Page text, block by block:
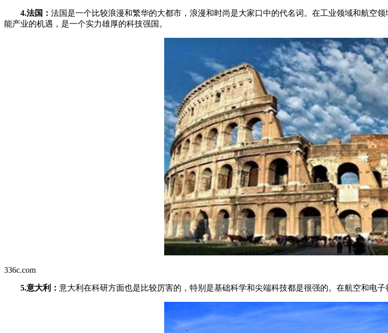
4.法国： 法国是一个比较浪漫和繁华的大都市，浪漫和时尚是大家口中的代名词。在工业领域和航空
能产业的机遇，是一个实力雄厚的科技强国。
336c.com
5.意大利： 意大利在科研方面也是比较厉害的，特别是基础科学和尖端科技都是很强的。在航空和电子